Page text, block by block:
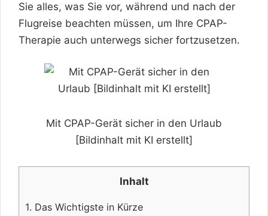
Sie alles, was Sie vor, während und nach der
Flugreise beachten müssen, um Ihre CPAP-
Therapie auch unterwegs sicher fortzusetzen.
Mit CPAP-Gerät sicher in den Urlaub
[Bildinhalt mit KI erstellt]
Inhalt
1. Das Wichtigste in Kürze